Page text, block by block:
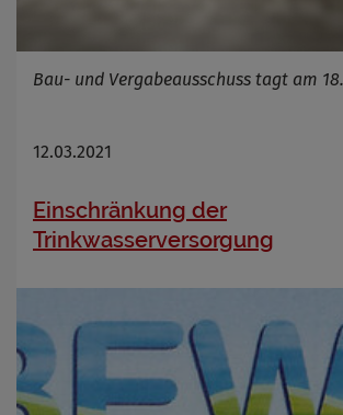
Bau- und Vergabeausschuss tagt am
12.03.2021
Einschränkung der
Trinkwasserversorgung